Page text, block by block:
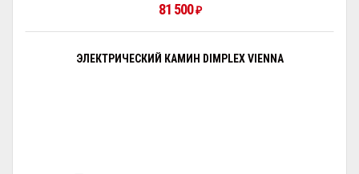
81 500₽
ЭЛЕКТРИЧЕСКИЙ КАМИН DIMPLEX VIENNA